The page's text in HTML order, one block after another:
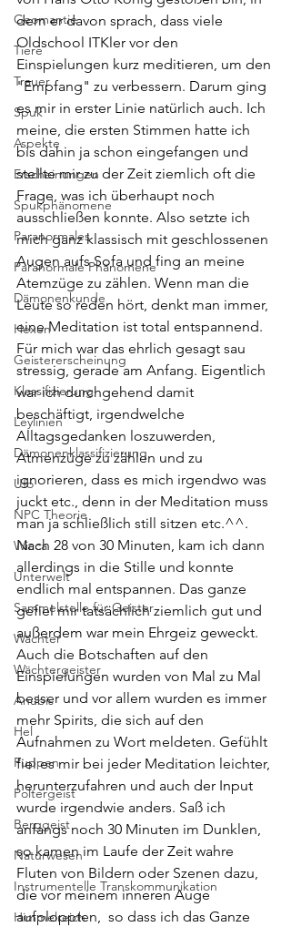
Geomantie
Tiere
Trauer
Spuk
Aspekte
Erscheinungen
Spukphänomene
Paranormales
Paranormale Phänomene
Dämonenkunde
Hexen
Geistererscheinung
Klassifizierung
Leylinien
Dämonenklassifizierung
Ufo
NPC Theorie
Wicca
Unterwelt
Sammelstelle für Geister
Wächter
Wächtergeister
Anubis
Hel
Puppen
Poltergeist
Berggeist
Naturwesen
Instrumentelle Transkommunikation
Himmelreich
dem er davon sprach, dass viele
Oldschool ITKler vor den
Einspielungen kurz meditieren, um den
"Empfang" zu verbessern. Darum ging
es mir in erster Linie natürlich auch. Ich
meine, die ersten Stimmen hatte ich
bis dahin ja schon eingefangen und
stellte mir zu der Zeit ziemlich oft die
Frage, was ich überhaupt noch
ausschließen konnte. Also setzte ich
mich ganz klassisch mit geschlossenen
Augen aufs Sofa und fing an meine
Atemzüge zu zählen. Wenn man die
Leute so reden hört, denkt man immer,
eine Meditation ist total entspannend.
Für mich war das ehrlich gesagt sau
stressig, gerade am Anfang. Eigentlich
war ich durchgehend damit
beschäftigt, irgendwelche
Alltagsgedanken loszuwerden,
Atmenzüge zu zählen und zu
ignorieren, dass es mich irgendwo was
juckt etc., denn in der Meditation muss
man ja schließlich still sitzen etc.^^.
Nach 28 von 30 Minuten, kam ich dann
allerdings in die Stille und konnte
endlich mal entspannen. Das ganze
gefiel mir tatsächlich ziemlich gut und
außerdem war mein Ehrgeiz geweckt.
Auch die Botschaften auf den
Einspielungen wurden von Mal zu Mal
besser und vor allem wurden es immer
mehr Spirits, die sich auf den
Aufnahmen zu Wort meldeten. Gefühlt
fiel es mir bei jeder Meditation leichter,
herunterzufahren und auch der Input
wurde irgendwie anders. Saß ich
anfangs noch 30 Minuten im Dunklen,
so kamen im Laufe der Zeit wahre
Fluten von Bildern oder Szenen dazu,
die vor meinem inneren Auge
aufploppten,  so dass ich das Ganze